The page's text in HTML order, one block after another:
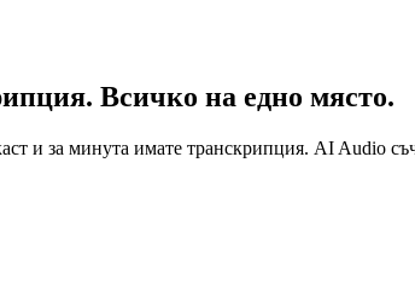
Всичко на едно място.
и за минута имате транскрипция. AI Audio